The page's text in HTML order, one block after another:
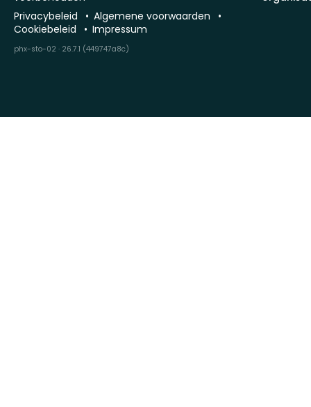
Privacybeleid
Algemene voorwaarden
Cookiebeleid
Impressum
phx-sto-02 · 26.7.1 (449747a8c)